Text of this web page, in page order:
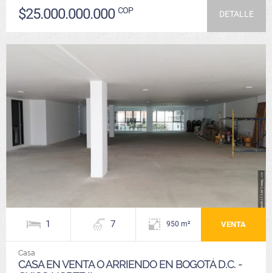
$25.000.000.000 COP DETALLE
1 7 950 m² VENTA
Casa
CASA EN VENTA O ARRIENDO EN BOGOTÁ D.C. -